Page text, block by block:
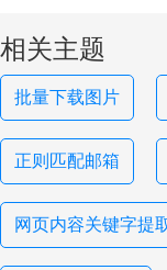
相关主题
批量下载图片
正则匹配邮箱
网页内容关键字提